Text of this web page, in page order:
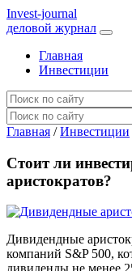
Invest-journal
деловой журнал
Главная
Инвестиции
Главная / Инвестиции
Стоит ли
аристократов?
Дивидендные
компаний S&P 500,